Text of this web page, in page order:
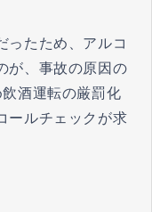
ったため、アルコ
が、事故の原因の
酒運転の厳罰化
ールチェックが求